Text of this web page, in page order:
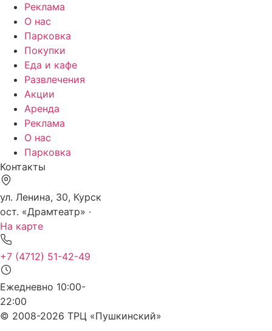
Реклама
О нас
Парковка
Покупки
Еда и кафе
Развлечения
Акции
Аренда
Реклама
О нас
Парковка
Контакты
ул. Ленина, 30, Курск
ост. «Драмтеатр» ·
На карте
+7 (4712) 51-42-49
Ежедневно 10:00-
22:00
© 2008-2026 ТРЦ «Пушкинский»